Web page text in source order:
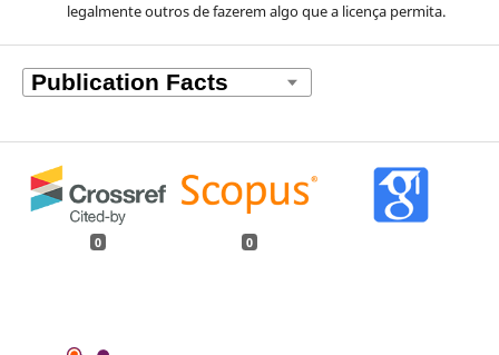
legalmente outros de fazerem algo que a licença permita.
0 0